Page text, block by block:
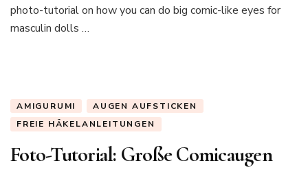
dolls
photo-tutorial on how you can do big comic-like eyes for
masculin dolls …
AMIGURUMI
AUGEN AUFSTICKEN
FREIE HÄKELANLEITUNGEN
Foto-Tutorial: Große Comicaugen